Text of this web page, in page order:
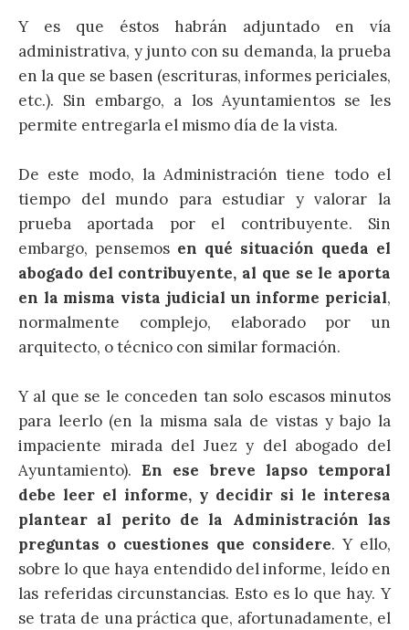
Y es que éstos habrán adjuntado en vía
administrativa, y junto con su demanda, la prueba
en la que se basen (escrituras, informes periciales,
etc.). Sin embargo, a los Ayuntamientos se les
permite entregarla el mismo día de la vista.
De este modo, la Administración tiene todo el
tiempo del mundo para estudiar y valorar la
prueba aportada por el contribuyente. Sin
embargo, pensemos en qué situación queda el
abogado del contribuyente, al que se le aporta
en la misma vista judicial un informe pericial,
normalmente complejo, elaborado por un
arquitecto, o técnico con similar formación.
Y al que se le conceden tan solo escasos minutos
para leerlo (en la misma sala de vistas y bajo la
impaciente mirada del Juez y del abogado del
Ayuntamiento).En ese breve lapso temporal
debe leer el informe, y decidir si le interesa
plantear al perito de la Administración las
preguntas o cuestiones que considere. Y ello,
sobre lo que haya entendido del informe, leído en
las referidas circunstancias. Esto es lo que hay. Y
se trata de una práctica que, afortunadamente, el